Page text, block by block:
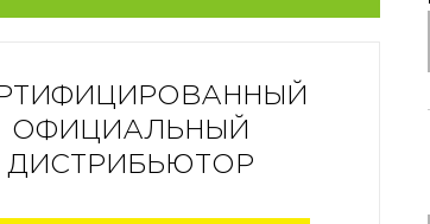
ОФИЦИАЛЬНЫЙ
ДИСТРИБЬЮТОР